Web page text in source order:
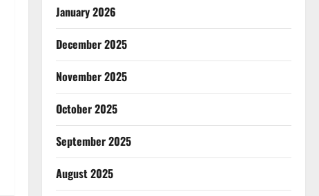
January 2026
December 2025
November 2025
October 2025
September 2025
August 2025